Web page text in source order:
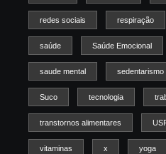
redes sociais respiração
saúde Saúde Emocional
saude mental sedentarismo
Suco tecnologia
transtornos alimentares
vitaminas x yoga